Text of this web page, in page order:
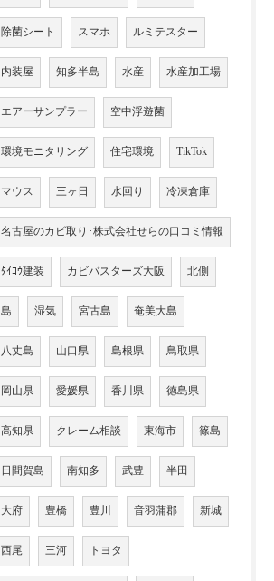
除菌シート スマホ ルミテスター
内装屋 知多半島 水産 水産加工場
エアーサンプラー 空中浮遊菌
環境モニタリング 住宅環境 TikTok
マウス 三ヶ日 水回り 冷凍倉庫
名古屋のカビ取り･株式会社せらの口コミ情報
ﾀｲｺｳ建装 カビバスターズ大阪 北側
島 湿気 宮古島 奄美大島
八丈島 山口県 島根県 鳥取県
岡山県 愛媛県 香川県 徳島県
高知県 クレーム相談 東海市 篠島
日間賀島 南知多 武豊 半田
大府 豊橋 豊川 音羽蒲郡 新城
西尾 三河 トヨタ